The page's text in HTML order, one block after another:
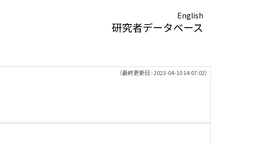
English
研究者データベース
（最終更新日 : 2023-04-10 14:07:02）